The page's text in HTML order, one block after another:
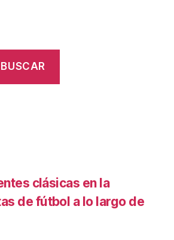
BUSCAR
clásicas en la
de fútbol a lo largo de